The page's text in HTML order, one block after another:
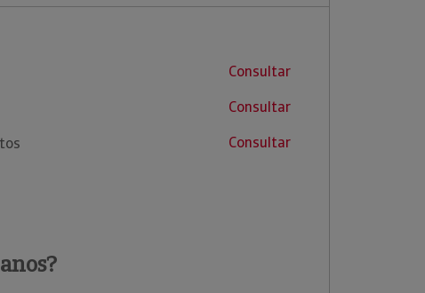
Consultar
Consultar
Consultar